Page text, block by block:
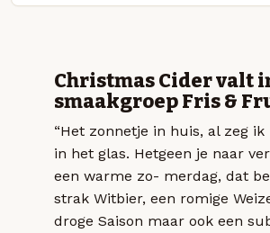
Christmas Cider valt
smaakgroep Fris &
“Het zonnetje in huis, al zeg ik
in het glas. Hetgeen je naar
een warme zo- merdag, dat
strak Witbier, een romige
droge Saison maar ook een